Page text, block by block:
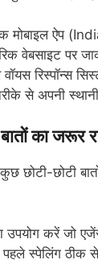
मोबाइल ऐप
वेबसाइट पर
वॉयस रिस्पॉन्स
से अपनी
का जरूर
छोटी-छोटी
उपयोग करें जो
स्पेलिंग ठीक